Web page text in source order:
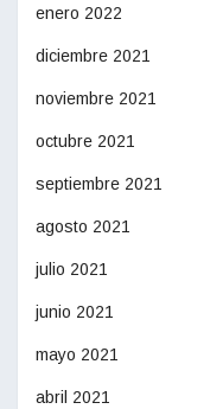
enero 2022
diciembre 2021
noviembre 2021
octubre 2021
septiembre 2021
agosto 2021
julio 2021
junio 2021
mayo 2021
abril 2021